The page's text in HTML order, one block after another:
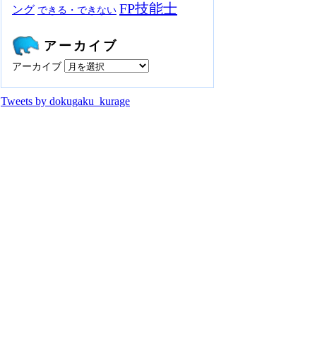
ング できる・できない FP技能士
アーカイブ
アーカイブ
Tweets by dokugaku_kurage